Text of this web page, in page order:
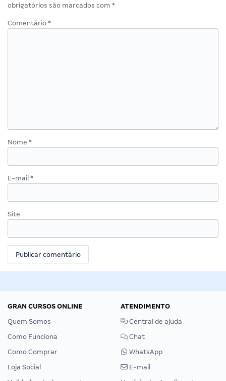
obrigatórios são marcados com *
Comentário *
Nome *
E-mail *
Site
GRAN CURSOS ONLINE
Quem Somos
Como Funciona
Como Comprar
Loja Social
ATENDIMENTO
Central de ajuda
Chat
WhatsApp
E-mail